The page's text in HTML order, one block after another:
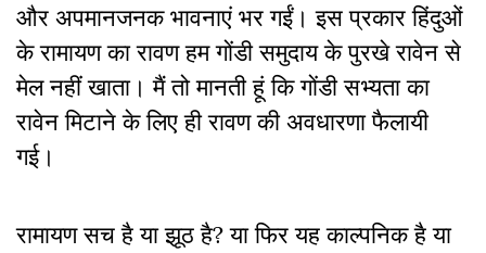
और अपमानजनक भावनाएं भर गईं। इस प्रकार हिंदुओं
के रामायण का रावण हम गोंडी समुदाय के पुरखे रावेन से
मेल नहीं खाता। मैं तो मानती हूं कि गोंडी सभ्यता का
रावेन मिटाने के लिए ही रावण की अवधारणा फैलायी
गई।
रामायण सच है या झूठ है? या फिर यह काल्पनिक है या